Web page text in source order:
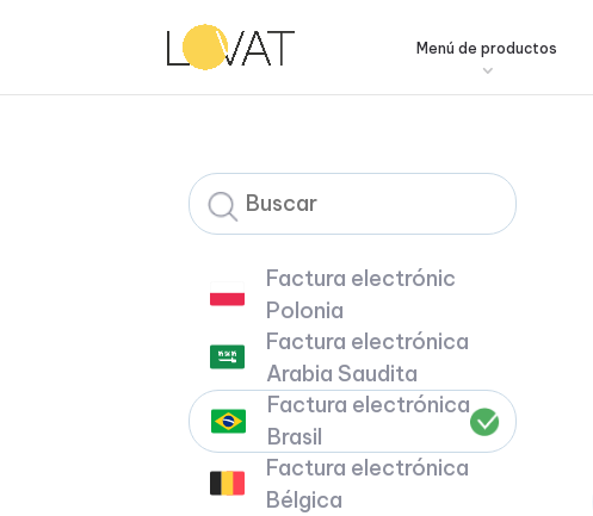
Menú de productos
Factura electrónic
Polonia
Factura electrónica
Arabia Saudita
Factura electrónica
Brasil
Factura electrónica
Bélgica